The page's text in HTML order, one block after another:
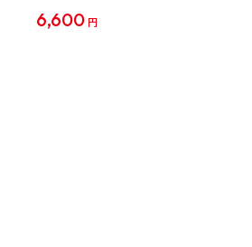
6,600 円